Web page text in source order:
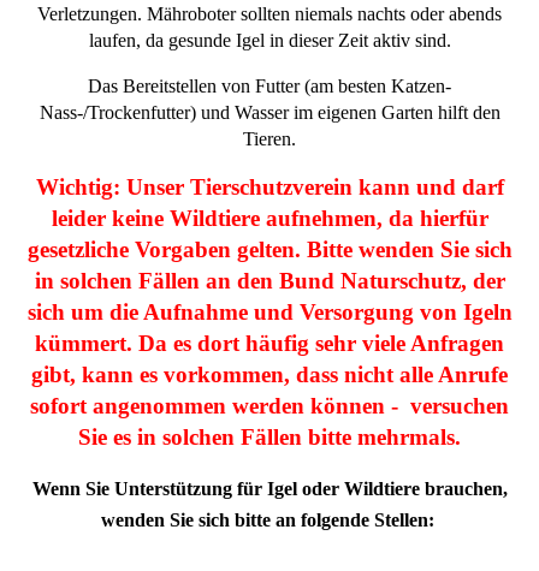
Verletzungen. Mähroboter sollten niemals nachts oder abends
laufen, da gesunde Igel in dieser Zeit aktiv sind.
Das Bereitstellen von Futter (am besten Katzen-
Nass-/Trockenfutter) und Wasser im eigenen Garten hilft den
Tieren.
Wichtig: Unser Tierschutzverein kann und darf
leider keine Wildtiere aufnehmen, da hierfür
gesetzliche Vorgaben gelten. Bitte wenden Sie sich
in solchen Fällen an den Bund Naturschutz, der
sich um die Aufnahme und Versorgung von Igeln
kümmert. Da es dort häufig sehr viele Anfragen
gibt, kann es vorkommen, dass nicht alle Anrufe
sofort angenommen werden können - versuchen
Sie es in solchen Fällen bitte mehrmals.
Wenn Sie Unterstützung für Igel oder Wildtiere brauchen,
wenden Sie sich bitte an folgende Stellen: